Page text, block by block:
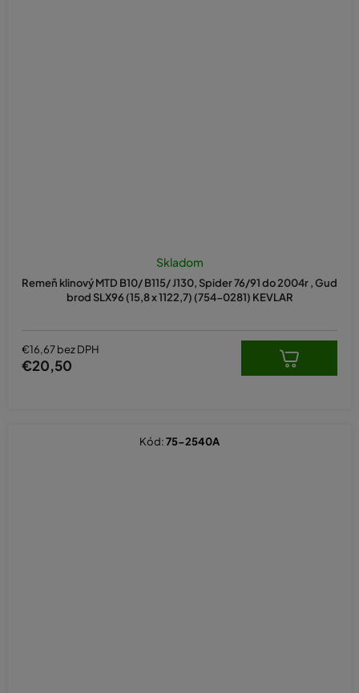
Remeň klinový MTD B10/ B115/ J130, Spider 76/91 do 2004r , Gud
brod SLX96 (15,8 x 1122,7) (754-0281) KEVLAR
Skladom
€16,67 bez DPH
€20,50
Kód:75-2540A